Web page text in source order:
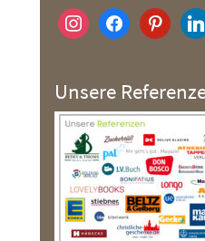
instagramfacebookpinterest
Unsere